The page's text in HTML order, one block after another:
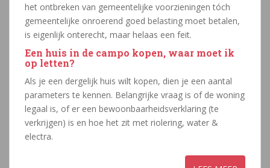
het ontbreken van gemeentelijke voorzieningen tóch
gemeentelijke onroerend goed belasting moet betalen,
is eigenlijk onterecht, maar helaas een feit.
Een huis in de campo kopen, waar moet ik
op letten?
Als je een dergelijk huis wilt kopen, dien je een aantal
parameters te kennen. Belangrijke vraag is of de woning
legaal is, of er een bewoonbaarheidsverklaring (te
verkrijgen) is en hoe het zit met riolering, water &
electra.